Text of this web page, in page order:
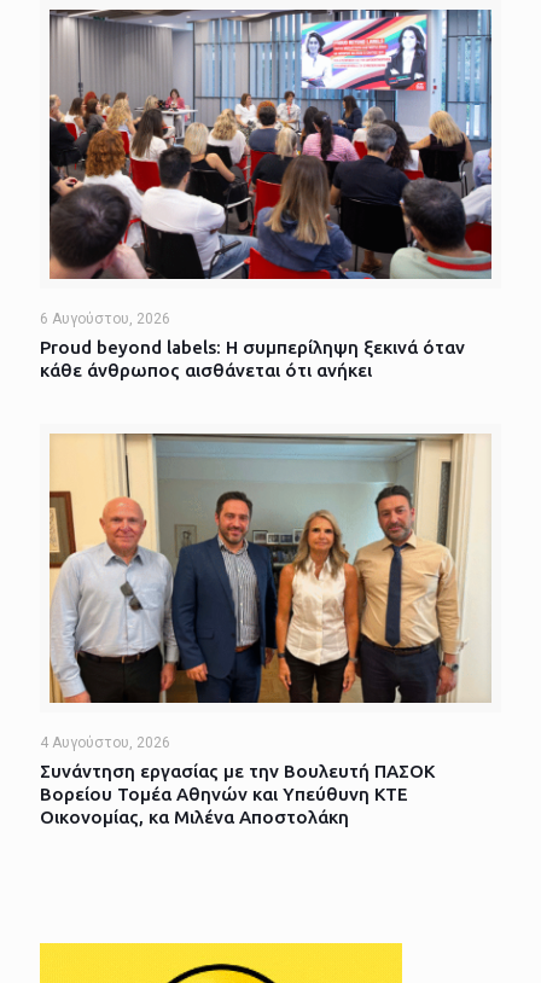
6 Αυγούστου, 2026
Proud beyond labels: Η συμπερίληψη ξεκινά όταν
κάθε άνθρωπος αισθάνεται ότι ανήκει
4 Αυγούστου, 2026
Συνάντηση εργασίας με την Βουλευτή ΠΑΣΟΚ
Βορείου Τομέα Αθηνών και Υπεύθυνη ΚΤΕ
Οικονομίας, κα Μιλένα Αποστολάκη